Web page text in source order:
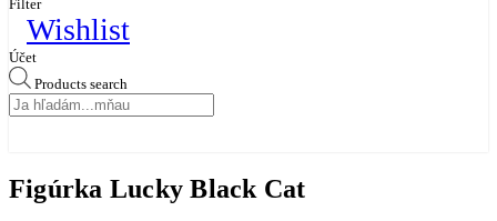
Filter
Wishlist
Účet
Products search
Figúrka Lucky Black Cat